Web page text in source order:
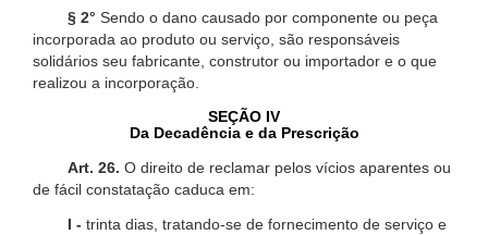
§ 2° Sendo o dano causado por componente ou peça
incorporada ao produto ou serviço, são responsáveis
solidários seu fabricante, construtor ou importador e o que
realizou a incorporação.
SEÇÃO IV
Da Decadência e da Prescrição
Art. 26. O direito de reclamar pelos vícios aparentes ou
de fácil constatação caduca em:
I - trinta dias, tratando-se de fornecimento de serviço e